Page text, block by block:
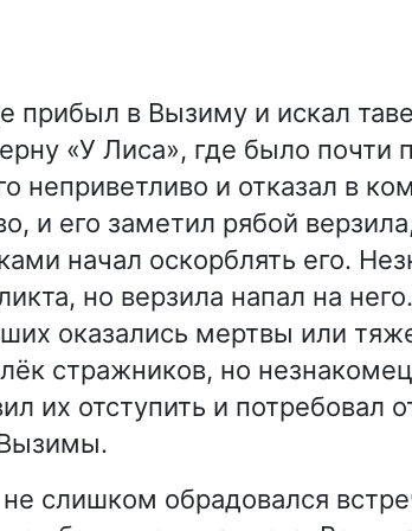
прибыл в Вызиму и искал
«У Лиса», где было почти
неприветливо и отказал в
и его заметил рябой
начал оскорблять его.
но верзила напал на
оказались мертвы или
стражников, но
их отступить и потребовал
слишком обрадовался